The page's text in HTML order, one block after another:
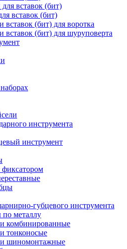
вставок (бит)
вставок (бит)
вставок (бит) для воротка
вставок (бит) для шуруповерта
инструмента
инструмент
губцевого инструмента
металлу
комбинированные
тонконосые
шиномонтажные